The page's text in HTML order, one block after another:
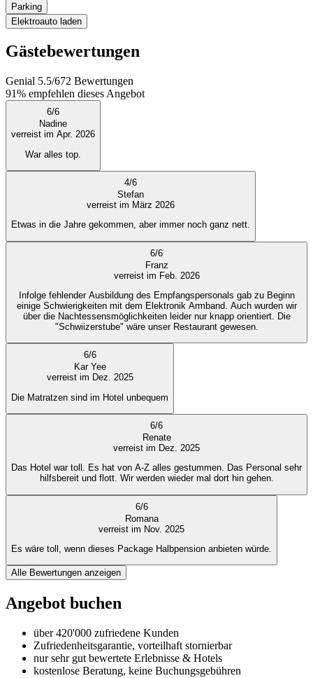
Parking
Elektroauto laden
Gästebewertungen
Genial 5.5/672 Bewertungen
91% empfehlen dieses Angebot
6/6
Nadine
verreist im Apr. 2026
War alles top.
4/6
Stefan
verreist im März 2026
Etwas in die Jahre gekommen, aber immer noch ganz nett.
6/6
Franz
verreist im Feb. 2026
Infolge fehlender Ausbildung des Empfangspersonals gab zu Beginn
einige Schwierigkeiten mit dem Elektronik Armband. Auch wurden wir
über die Nachtessensmöglichkeiten leider nur knapp orientiert. Die
"Schwiizerstube" wäre unser Restaurant gewesen.
6/6
Kar Yee
verreist im Dez. 2025
Die Matratzen sind im Hotel unbequem
6/6
Renate
verreist im Dez. 2025
Das Hotel war toll. Es hat von A-Z alles gestummen. Das Personal sehr
hilfsbereit und flott. Wir werden wieder mal dort hin gehen.
6/6
Romana
verreist im Nov. 2025
Es wäre toll, wenn dieses Package Halbpension anbieten würde.
Alle Bewertungen anzeigen
Angebot buchen
über 420'000 zufriedene Kunden
Zufriedenheitsgarantie, vorteilhaft stornierbar
nur sehr gut bewertete Erlebnisse & Hotels
kostenlose Beratung, keine Buchungsgebühren